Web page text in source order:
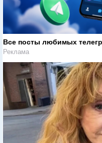
Все посты любимых
Реклама